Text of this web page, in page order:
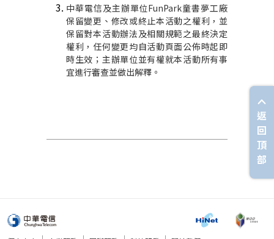
中華電信及主辦單位FunPark童書夢工廠
保留變更、修改或終止本活動之權利，並
保留對本活動辦法及相關規範之最終決定
權利，任何變更均自活動頁面公佈時起即
時生效；主辦單位並有權就本活動所有事
宜進行審查並做出解釋。
返
回
頂
部